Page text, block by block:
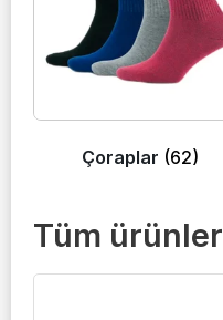
Çoraplar (62)
Tüm ürünler